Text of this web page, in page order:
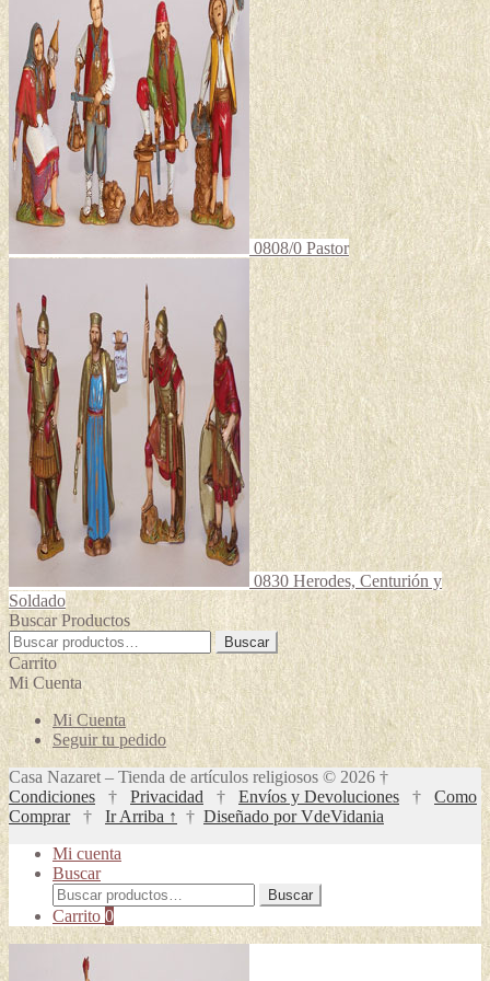
0808/0 Pastor
0830 Herodes, Centurión y
Soldado
Buscar Productos
Buscar
por:
Buscar
Carrito
Mi Cuenta
Mi Cuenta
Seguir tu pedido
Casa Nazaret – Tienda de artículos religiosos © 2026 †
Condiciones † Privacidad † Envíos y Devoluciones † Como
Comprar† Ir Arriba ↑ † Diseñado por VdeVidania
Mi cuenta
Buscar
Buscar
por:
Buscar
Carrito 0